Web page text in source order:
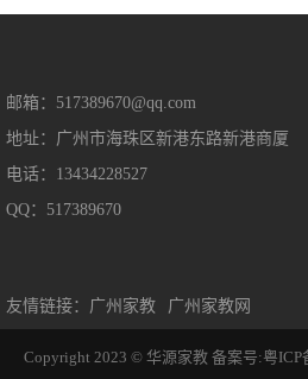
邮箱：517389670@qq.com
地址：广州市海珠区新港东路新港商厦
电话：13434228527
QQ：517389670
友情链接： 广州家教 广州家教网
Copyright 2023 © 华源家教 备案号:粤ICP